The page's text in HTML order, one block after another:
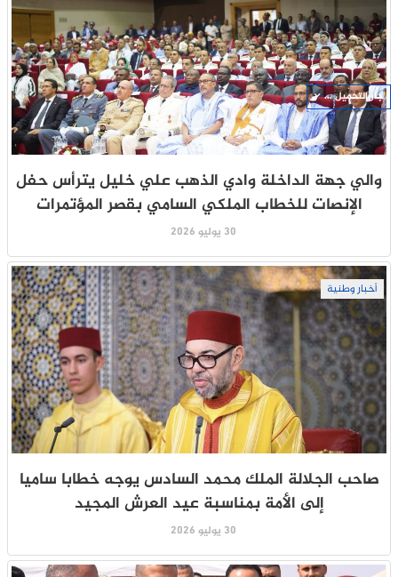
والي جهة الداخلة وادي الذهب علي خليل يترأس حفل
الإنصات للخطاب الملكي السامي بقصر المؤتمرات
30 يوليو 2026
أخبار وطنية
صاحب الجلالة الملك محمد السادس يوجه خطابا ساميا
إلى الأمة بمناسبة عيد العرش المجيد
30 يوليو 2026
جار التحميل ...